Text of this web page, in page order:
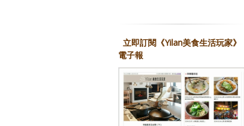
立即訂閱《Yilan美食生活玩家》
電子報